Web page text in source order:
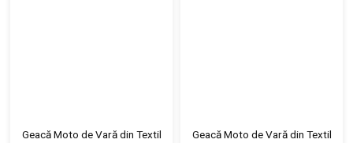
Geacă Moto de Vară din Textil
Geacă Moto de Vară din Textil